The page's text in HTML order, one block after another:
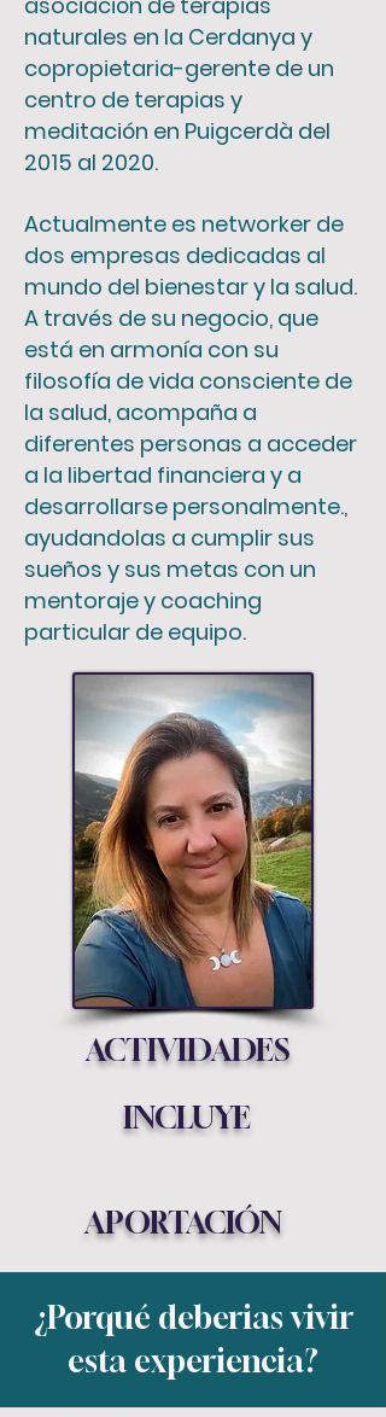
naturales en la Cerdanya y
copropietaria-gerente de un
centro de terapias y
meditación en Puigcerdà del
2015 al 2020.
Actualmente es networker de
dos empresas dedicadas al
mundo del bienestar y la salud.
A través de su negocio, que
está en armonía con su
filosofía de vida consciente de
la salud, acompaña a
diferentes personas a acceder
a la libertad financiera y a
desarrollarse personalmente.,
ayudandolas a cumplir sus
sueños y sus metas con un
mentoraje y coaching
particular de equipo.
ACTIVIDADES
INCLUYE
APORTACIÓN
¿Porqué deberias vivir
esta experiencia?